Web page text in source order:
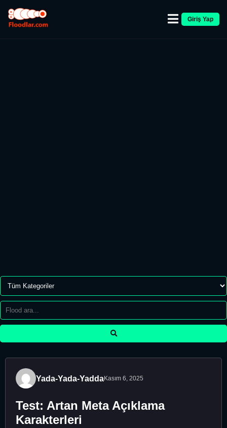
Giriş Yap
Yada-Yada-YaddaKasım 6, 2025
Test: Artan Meta Açıklama
Karakterleri